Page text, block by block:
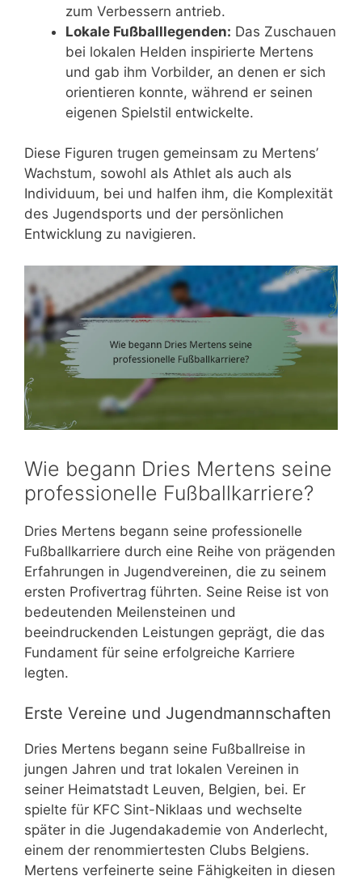
zum Verbessern antrieb.
Lokale Fußballlegenden: Das Zuschauen
bei lokalen Helden inspirierte Mertens
und gab ihm Vorbilder, an denen er sich
orientieren konnte, während er seinen
eigenen Spielstil entwickelte.
Diese Figuren trugen gemeinsam zu Mertens’
Wachstum, sowohl als Athlet als auch als
Individuum, bei und halfen ihm, die Komplexität
des Jugendsports und der persönlichen
Entwicklung zu navigieren.
Wie begann Dries Mertens seine
professionelle Fußballkarriere?
Dries Mertens begann seine professionelle
Fußballkarriere durch eine Reihe von prägenden
Erfahrungen in Jugendvereinen, die zu seinem
ersten Profivertrag führten. Seine Reise ist von
bedeutenden Meilensteinen und
beeindruckenden Leistungen geprägt, die das
Fundament für seine erfolgreiche Karriere
legten.
Erste Vereine und Jugendmannschaften
Dries Mertens begann seine Fußballreise in
jungen Jahren und trat lokalen Vereinen in
seiner Heimatstadt Leuven, Belgien, bei. Er
spielte für KFC Sint-Niklaas und wechselte
später in die Jugendakademie von Anderlecht,
einem der renommiertesten Clubs Belgiens.
Mertens verfeinerte seine Fähigkeiten in diesen